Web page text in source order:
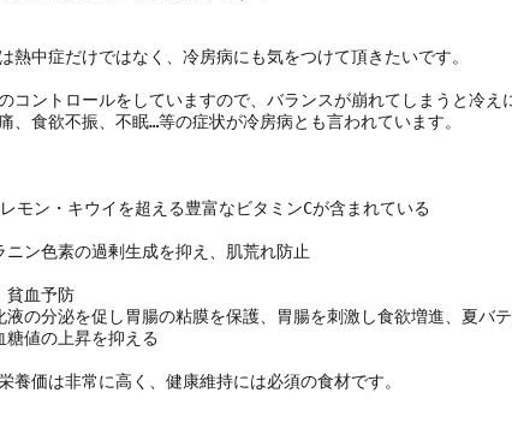
熱中症だけではなく、冷房病にも気をつけて頂きたいです。
コントロールをしていますので、バランスが崩れてしまうと冷
、食欲不振、不眠…等の症状が冷房病とも言われています。
モン・キウイを超える豊富なビタミンCが含まれている
ン色素の過剰生成を抑え、肌荒れ防止
貧血予防
の分泌を促し胃腸の粘膜を保護、胃腸を刺激し食欲増進、夏バ
値の上昇を抑える
養価は非常に高く、健康維持には必須の食材です。